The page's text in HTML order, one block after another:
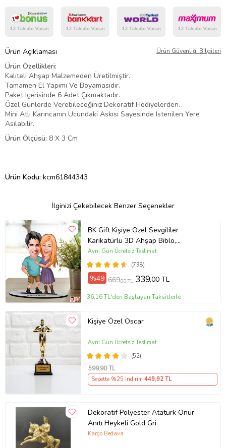
Ürün Açıklaması Ürün Güvenliği Bilgileri
Ürün Özellikleri:
Kaliteli Ahşap Malzemeden Üretilmiştir.
Tamamen El Yapımı Ve Boyamasıdır.
Paket Içerisinde 6 Adet Çıkmaktadır.
Özel Günlerde Verebileceğiniz Dekoratif Hediyelerden.
Mini Atlı Karıncanın Ucundaki Askısı Sayesinde Istenilen Yere
Asılabilir.
Ürün Ölçüsü: 8 X 3 Cm
Ürün Kodu: kcm61844343
İlginizi Çekebilecek Benzer Seçenekler
BK Gift Kişiye Özel Sevgililer
Karikatürlü 3D Ahşap Biblo,
Sevgiliye Hediye, Yıl Dönümü
Hediyesi, Doğum Günü Hediyesi
(798)
Aynı Gün Ücretsiz Teslimat
%49 669,00 TL 339,00 TL
36,16 TL'den Başlayan Taksitlerle
Kişiye Özel Oscar
(52)
Aynı Gün Ücretsiz Teslimat
599,90 TL
Sepette %25 İndirim 449,92 TL
Dekoratif Polyester Atatürk Onur
Anıtı Heykeli Gold Gri
Kargo Bedava